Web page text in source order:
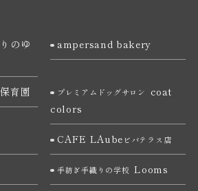
のゆ
ampersand bakery
育園 プレミアムドッグサロン
coat
colors
CAFE LAube ビバテラス店
手紡ぎ手織りの学校 Looms